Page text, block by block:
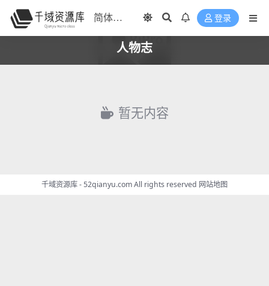
登录
人物志
暂无内容
千域资源库 - 52qianyu.com All rights reserved 网站地图